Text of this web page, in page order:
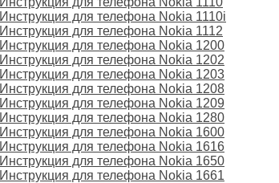
Инструкция для телефона Nokia 1110i
Инструкция для телефона Nokia 1112
Инструкция для телефона Nokia 1200
Инструкция для телефона Nokia 1202
Инструкция для телефона Nokia 1203
Инструкция для телефона Nokia 1208
Инструкция для телефона Nokia 1209
Инструкция для телефона Nokia 1280
Инструкция для телефона Nokia 1600
Инструкция для телефона Nokia 1616
Инструкция для телефона Nokia 1650
Инструкция для телефона Nokia 1661